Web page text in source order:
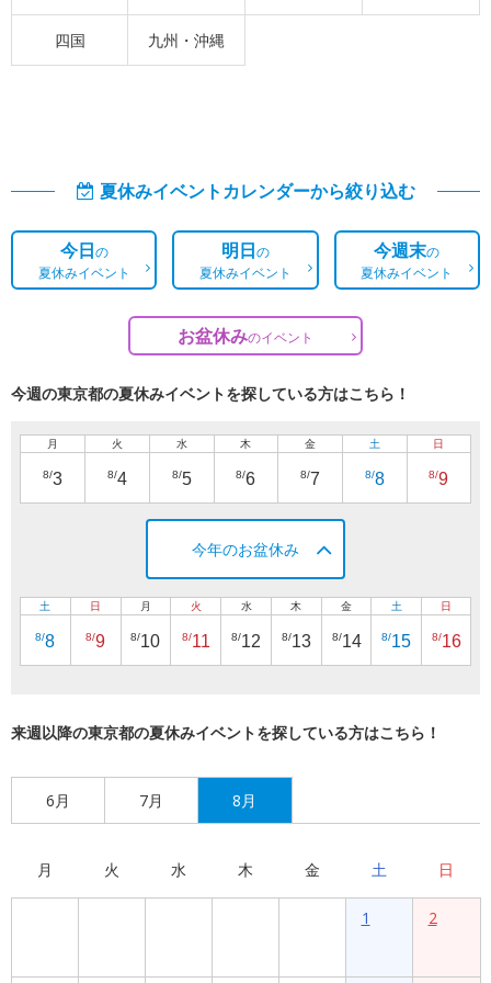
四国 九州・沖縄
夏休みイベントカレンダーから絞り込む
今日の
夏休みイベント
明日の
夏休みイベント
今週末の
夏休みイベント
お盆休みのイベント
今週の東京都の夏休みイベントを探している方はこちら！
月
8/3
火
8/4
水
8/5
木
8/6
金
8/7
土
8/8
日
8/9
今年のお盆休み
土
8/8
日
8/9
月
8/10
火
8/11
水
8/12
木
8/13
金
8/14
土
8/15
日
8/16
来週以降の東京都の夏休みイベントを探している方はこちら！
6月 7月 8月
月 火 水 木 金 土 日
1 2